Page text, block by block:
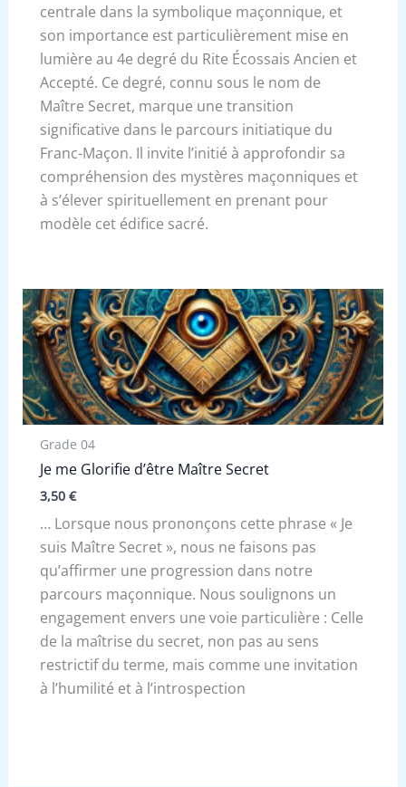
centrale dans la symbolique maçonnique, et
son importance est particulièrement mise en
lumière au 4e degré du Rite Écossais Ancien et
Accepté. Ce degré, connu sous le nom de
Maître Secret, marque une transition
significative dans le parcours initiatique du
Franc-Maçon. Il invite l’initié à approfondir sa
compréhension des mystères maçonniques et
à s’élever spirituellement en prenant pour
modèle cet édifice sacré.
Grade 04
Je me Glorifie d’être Maître Secret
3,50 €
… Lorsque nous prononçons cette phrase « Je
suis Maître Secret », nous ne faisons pas
qu’affirmer une progression dans notre
parcours maçonnique. Nous soulignons un
engagement envers une voie particulière : Celle
de la maîtrise du secret, non pas au sens
restrictif du terme, mais comme une invitation
à l’humilité et à l’introspection